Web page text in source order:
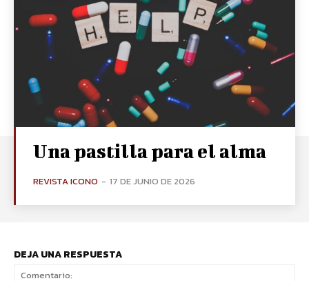
Una pastilla para el alma
REVISTA ICONO - 17 DE JUNIO DE 2026
DEJA UNA RESPUESTA